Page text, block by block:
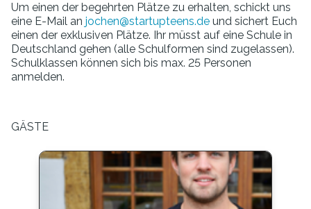
Um einen der begehrten Plätze zu erhalten, schickt uns
eine E-Mail an jochen@startupteens.de und sichert Euch
einen der exklusiven Plätze. Ihr müsst auf eine Schule in
Deutschland gehen (alle Schulformen sind zugelassen).
Schulklassen können sich bis max. 25 Personen
anmelden.
GÄSTE